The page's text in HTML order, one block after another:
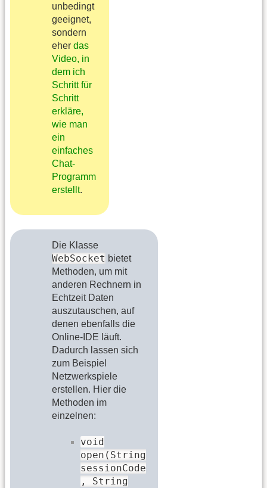
unbedingt
geeignet,
sondern
eher das
Video, in
dem ich
Schritt für
Schritt
erkläre,
wie man
ein
einfaches
Chat-
Programm
erstellt.
Die Klasse
WebSocket bietet
Methoden, um mit
anderen Rechnern in
Echtzeit Daten
auszutauschen, auf
denen ebenfalls die
Online-IDE läuft.
Dadurch lassen sich
zum Beispiel
Netzwerkspiele
erstellen. Hier die
Methoden im
einzelnen:
void
open(String
sessionCode
, String